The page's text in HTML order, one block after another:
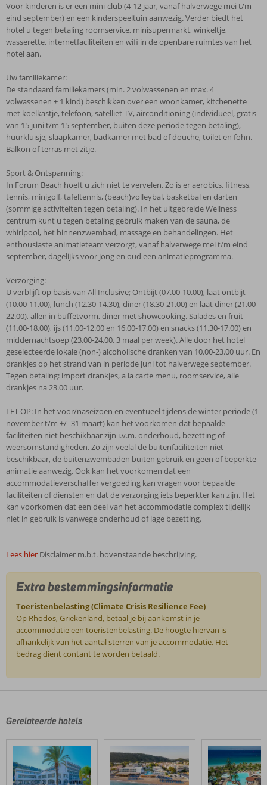
Voor kinderen is er een mini-club (4-12 jaar, vanaf halverwege mei t/m
eind september) en een kinderspeeltuin aanwezig. Verder biedt het
hotel u tegen betaling roomservice, minisupermarkt, winkeltje,
wasserette, internetfaciliteiten en wifi in de openbare ruimtes van het
hotel aan.
Uw familiekamer:
De standaard familiekamers (min. 2 volwassenen en max. 4
volwassenen + 1 kind) beschikken over een woonkamer, kitchenette
met koelkastje, telefoon, satelliet TV, airconditioning (individueel, gratis
van 15 juni t/m 15 september, buiten deze periode tegen betaling),
huurkluisje, slaapkamer, badkamer met bad of douche, toilet en föhn.
Balkon of terras met zitje.
Sport & Ontspanning:
In Forum Beach hoeft u zich niet te vervelen. Zo is er aerobics, fitness,
tennis, minigolf, tafeltennis, (beach)volleybal, basketbal en darten
(sommige activiteiten tegen betaling). In het uitgebreide Wellness
centrum kunt u tegen betaling gebruik maken van de sauna, de
whirlpool, het binnenzwembad, massage en behandelingen. Het
enthousiaste animatieteam verzorgt, vanaf halverwege mei t/m eind
september, dagelijks voor jong en oud een animatieprogramma.
Verzorging:
U verblijft op basis van All Inclusive; Ontbijt (07.00-10.00), laat ontbijt
(10.00-11.00), lunch (12.30-14.30), diner (18.30-21.00) en laat diner (21.00-
22.00), allen in buffetvorm, diner met showcooking. Salades en fruit
(11.00-18.00), ijs (11.00-12.00 en 16.00-17.00) en snacks (11.30-17.00) en
middernachtsoep (23.00-24.00, 3 maal per week). Alle door het hotel
geselecteerde lokale (non-) alcoholische dranken van 10.00-23.00 uur. En
drankjes op het strand van in periode juni tot halverwege september.
Tegen betaling: import drankjes, a la carte menu, roomservice, alle
drankjes na 23.00 uur.
LET OP: In het voor/naseizoen en eventueel tijdens de winter periode (1
november t/m +/- 31 maart) kan het voorkomen dat bepaalde
faciliteiten niet beschikbaar zijn i.v.m. onderhoud, bezetting of
weersomstandigheden. Zo zijn veelal de buitenfaciliteiten niet
beschikbaar, de buitenzwembaden buiten gebruik en geen of beperkte
animatie aanwezig. Ook kan het voorkomen dat een
accommodatieverschaffer vergoeding kan vragen voor bepaalde
faciliteiten of diensten en dat de verzorging iets beperkter kan zijn. Het
kan voorkomen dat een deel van het accommodatie complex tijdelijk
niet in gebruik is vanwege onderhoud of lage bezetting.
Lees hier Disclaimer m.b.t. bovenstaande beschrijving.
Extra bestemmingsinformatie
Toeristenbelasting (Climate Crisis Resilience Fee)
Op Rhodos, Griekenland, betaal je bij aankomst in je
accommodatie een toeristenbelasting. De hoogte hiervan is
afhankelijk van het aantal sterren van je accommodatie. Het
bedrag dient contant te worden betaald.
door
klanten
geschreven
na
hun
Gerelateerde hotels